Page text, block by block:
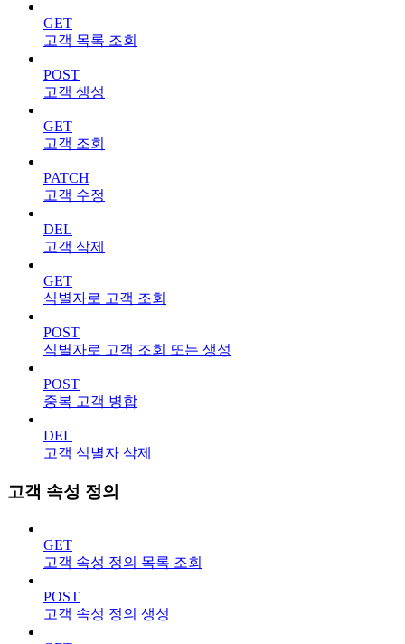
GET
고객 목록 조회
POST
고객 생성
GET
고객 조회
PATCH
고객 수정
DEL
고객 삭제
GET
식별자로 고객 조회
POST
식별자로 고객 조회 또는 생성
POST
중복 고객 병합
DEL
고객 식별자 삭제
고객 속성 정의
GET
고객 속성 정의 목록 조회
POST
고객 속성 정의 생성